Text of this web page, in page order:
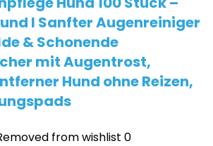
I Sanfter Augenreiniger
& Schonende
mit Augentrost,
Hund ohne Reizen,
from wishlist 0